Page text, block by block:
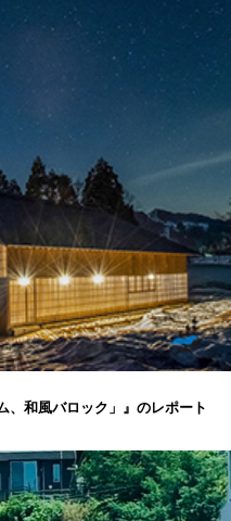
、和風バロック」』のレポート